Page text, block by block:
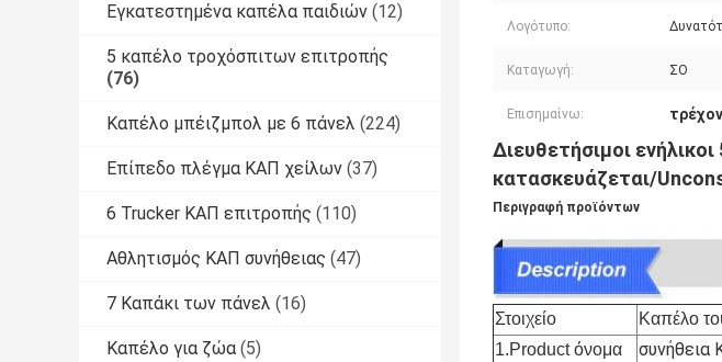
Εγκατεστημένα καπέλα παιδιών (12)
5 καπέλο τροχόσπιτων επιτροπής
(76)
Καπέλο μπέιζμπολ με 6 πάνελ (224)
Επίπεδο πλέγμα ΚΑΠ χείλων (37)
6 Trucker ΚΑΠ επιτροπής (110)
Αθλητισμός ΚΑΠ συνήθειας (47)
7 Καπάκι των πάνελ (16)
Καπέλο για ζώα (5)
Λογότυπο:
Καταγωγή: ΣΟ
Επισημαίνω:
Διευθετήσιμοι
κατασκευάζεται/
Περιγραφή προϊόντων
Στοιχείο Καπέλο
1.Product όνομα
συνήθεια